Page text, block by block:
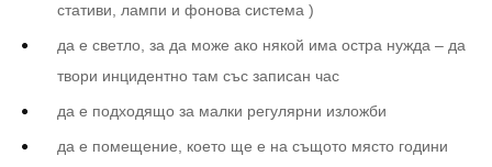
стативи, лампи и фонова система )
да е светло, за да може ако някой има остра нужда – да
твори инцидентно там със записан час
да е подходящо за малки регулярни изложби
да е помещение, което ще е на същото място години